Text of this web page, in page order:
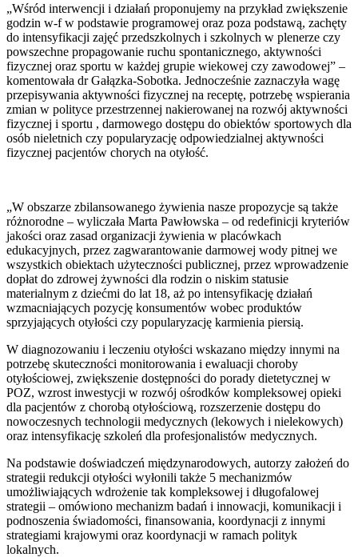
„Wśród interwencji i działań proponujemy na przykład zwiększenie
godzin w-f w podstawie programowej oraz poza podstawą, zachęty
do intensyfikacji zajęć przedszkolnych i szkolnych w plenerze czy
powszechne propagowanie ruchu spontanicznego, aktywności
fizycznej oraz sportu w każdej grupie wiekowej czy zawodowej” –
komentowała dr Gałązka-Sobotka. Jednocześnie zaznaczyła wagę
przepisywania aktywności fizycznej na receptę, potrzebę wspierania
zmian w polityce przestrzennej nakierowanej na rozwój aktywności
fizycznej i sportu , darmowego dostępu do obiektów sportowych dla
osób nieletnich czy popularyzację odpowiedzialnej aktywności
fizycznej pacjentów chorych na otyłość.
„W obszarze zbilansowanego żywienia nasze propozycje są także
różnorodne – wyliczała Marta Pawłowska – od redefinicji kryteriów
jakości oraz zasad organizacji żywienia w placówkach
edukacyjnych, przez zagwarantowanie darmowej wody pitnej we
wszystkich obiektach użyteczności publicznej, przez wprowadzenie
dopłat do zdrowej żywności dla rodzin o niskim statusie
materialnym z dziećmi do lat 18, aż po intensyfikację działań
wzmacniających pozycję konsumentów wobec produktów
sprzyjających otyłości czy popularyzację karmienia piersią.
W diagnozowaniu i leczeniu otyłości wskazano między innymi na
potrzebę skuteczności monitorowania i ewaluacji choroby
otyłościowej, zwiększenie dostępności do porady dietetycznej w
POZ, wzrost inwestycji w rozwój ośrodków kompleksowej opieki
dla pacjentów z chorobą otyłościową, rozszerzenie dostępu do
nowoczesnych technologii medycznych (lekowych i nielekowych)
oraz intensyfikację szkoleń dla profesjonalistów medycznych.
Na podstawie doświadczeń międzynarodowych, autorzy założeń do
strategii redukcji otyłości wyłonili także 5 mechanizmów
umożliwiających wdrożenie tak kompleksowej i długofalowej
strategii – omówiono mechanizm badań i innowacji, komunikacji i
podnoszenia świadomości, finansowania, koordynacji z innymi
strategiami krajowymi oraz koordynacji w ramach polityk
lokalnych.